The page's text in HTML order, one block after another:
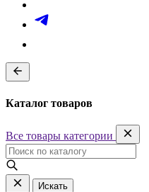
Каталог товаров
Все товары категории
Искать